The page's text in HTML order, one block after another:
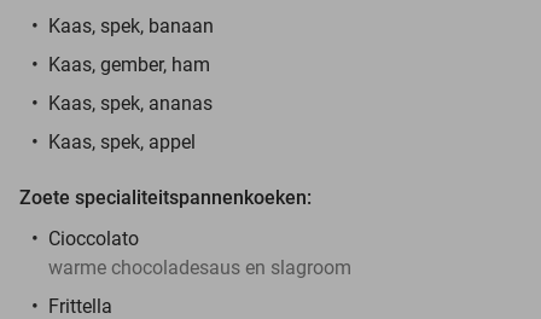
Kaas, spek, banaan
Kaas, gember, ham
Kaas, spek, ananas
Kaas, spek, appel
Zoete specialiteitspannenkoeken:
Cioccolato
warme chocoladesaus en slagroom
Frittella